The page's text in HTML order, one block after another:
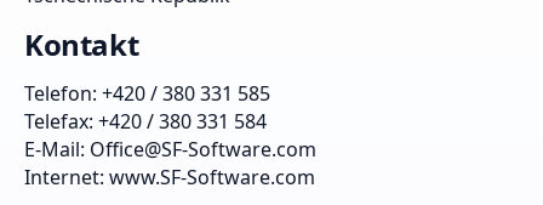
Kontakt
Telefon: +420 / 380 331 585
Telefax: +420 / 380 331 584
E-Mail: Office@SF-Software.com
Internet: www.SF-Software.com